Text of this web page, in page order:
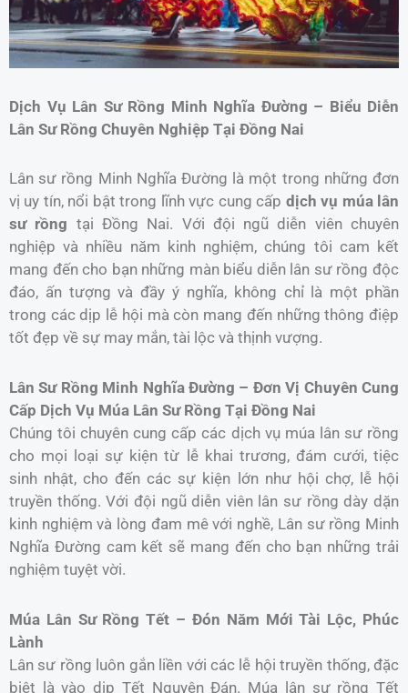
Dịch Vụ Lân Sư Rồng Minh Nghĩa Đường – Biểu Diễn
Lân Sư Rồng Chuyên Nghiệp Tại Đồng Nai
Lân sư rồng Minh Nghĩa Đường là một trong những đơn
vị uy tín, nổi bật trong lĩnh vực cung cấp dịch vụ múa lân
sư rồng tại Đồng Nai. Với đội ngũ diễn viên chuyên
nghiệp và nhiều năm kinh nghiệm, chúng tôi cam kết
mang đến cho bạn những màn biểu diễn lân sư rồng độc
đáo, ấn tượng và đầy ý nghĩa, không chỉ là một phần
trong các dịp lễ hội mà còn mang đến những thông điệp
tốt đẹp về sự may mắn, tài lộc và thịnh vượng.
Lân Sư Rồng Minh Nghĩa Đường – Đơn Vị Chuyên Cung
Cấp Dịch Vụ Múa Lân Sư Rồng Tại Đồng Nai
Chúng tôi chuyên cung cấp các dịch vụ múa lân sư rồng
cho mọi loại sự kiện từ lễ khai trương, đám cưới, tiệc
sinh nhật, cho đến các sự kiện lớn như hội chợ, lễ hội
truyền thống. Với đội ngũ diễn viên lân sư rồng dày dặn
kinh nghiệm và lòng đam mê với nghề, Lân sư rồng Minh
Nghĩa Đường cam kết sẽ mang đến cho bạn những trải
nghiệm tuyệt vời.
Múa Lân Sư Rồng Tết – Đón Năm Mới Tài Lộc, Phúc
Lành
Lân sư rồng luôn gắn liền với các lễ hội truyền thống, đặc
biệt là vào dịp Tết Nguyên Đán. Múa lân sư rồng Tết